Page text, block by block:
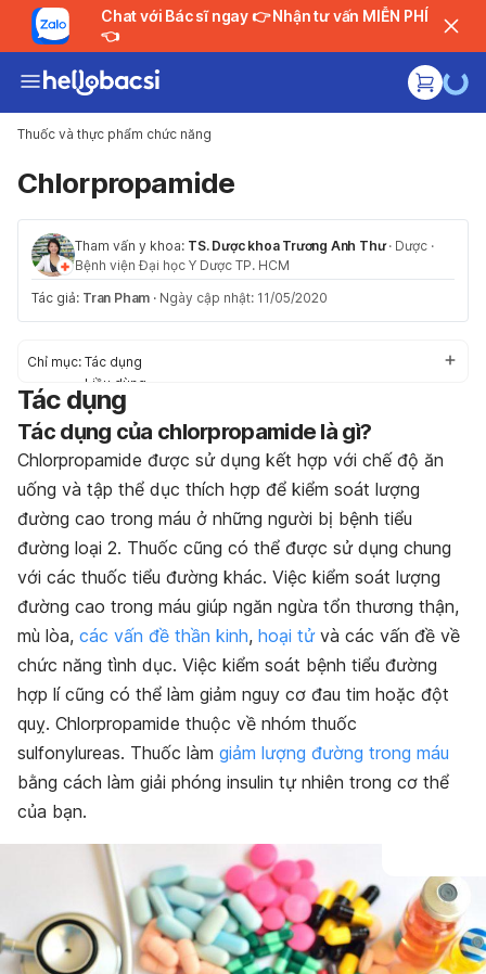
Chat với Bác sĩ ngay 👉 Nhận tư vấn MIỄN PHÍ
👈
Thuốc và thực phẩm chức năng
Chlorpropamide
Tham vấn y khoa: TS. Dược khoa Trương Anh Thư · Dược ·
Bệnh viện Đại học Y Dược TP. HCM
Tác giả: Tran Pham · Ngày cập nhật: 11/05/2020
Chỉ mục: Tác dụng
Liều dùng
Tác dụng phụ
Thận trọng/Cảnh báo
Tương tác thuốc
Khẩn cấp/Quá liều
Tác dụng
Tác dụng của chlorpropamide là gì?
Chlorpropamide được sử dụng kết hợp với chế độ ăn
uống và tập thể dục thích hợp để kiểm soát lượng
đường cao trong máu ở những người bị bệnh tiểu
đường loại 2. Thuốc cũng có thể được sử dụng chung
với các thuốc tiểu đường khác. Việc kiểm soát lượng
đường cao trong máu giúp ngăn ngừa tổn thương thận,
mù lòa, các vấn đề thần kinh, hoại tửvà các vấn đề về
chức năng tình dục. Việc kiểm soát bệnh tiểu đường
hợp lí cũng có thể làm giảm nguy cơ đau tim hoặc đột
quỵ. Chlorpropamide thuộc về nhóm thuốc
sulfonylureas. Thuốc làm giảm lượng đường trong máu
bằng cách làm giải phóng insulin tự nhiên trong cơ thể
của bạn.